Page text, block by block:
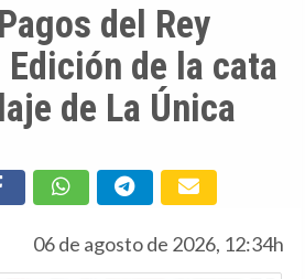
del Rey
de la cata
de La Única
06 de agosto de 2026, 12:34h